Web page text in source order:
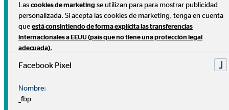
Las cookies de marketing se utilizan para para mostrar publicidad
personalizada. Si acepta las cookies de marketing, tenga en cuenta
que está consintiendo de forma explícita las transferencias
internacionales a EEUU (país que no tiene una protección legal
adecuada).
Facebook Pixel
Nombre:
_fbp